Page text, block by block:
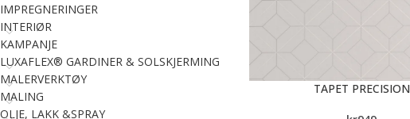
IMPREGNERINGER
INTERIØR
KAMPANJE
LUXAFLEX® GARDINER & SOLSKJERMING
MALERVERKTØY
MALING
OLJE, LAKK &SPRAY
TAPET PRECISION